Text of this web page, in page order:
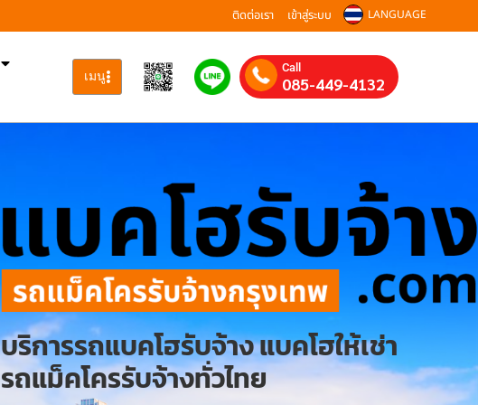
ติดต่อเรา เข้าสู่ระบบ LANGUAGE
เมนู Call
085-449-4132
บริการรถแบคโฮรับจ้าง แบคโฮให้เช่า
รถแม็คโครรับจ้างทั่วไทย